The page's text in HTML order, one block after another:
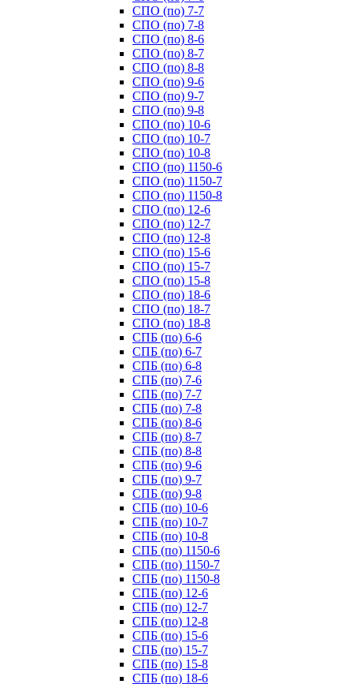
СПО (по) 7-7
СПО (по) 7-8
СПО (по) 8-6
СПО (по) 8-7
СПО (по) 8-8
СПО (по) 9-6
СПО (по) 9-7
СПО (по) 9-8
СПО (по) 10-6
СПО (по) 10-7
СПО (по) 10-8
СПО (по) 1150-6
СПО (по) 1150-7
СПО (по) 1150-8
СПО (по) 12-6
СПО (по) 12-7
СПО (по) 12-8
СПО (по) 15-6
СПО (по) 15-7
СПО (по) 15-8
СПО (по) 18-6
СПО (по) 18-7
СПО (по) 18-8
СПБ (по) 6-6
СПБ (по) 6-7
СПБ (по) 6-8
СПБ (по) 7-6
СПБ (по) 7-7
СПБ (по) 7-8
СПБ (по) 8-6
СПБ (по) 8-7
СПБ (по) 8-8
СПБ (по) 9-6
СПБ (по) 9-7
СПБ (по) 9-8
СПБ (по) 10-6
СПБ (по) 10-7
СПБ (по) 10-8
СПБ (по) 1150-6
СПБ (по) 1150-7
СПБ (по) 1150-8
СПБ (по) 12-6
СПБ (по) 12-7
СПБ (по) 12-8
СПБ (по) 15-6
СПБ (по) 15-7
СПБ (по) 15-8
СПБ (по) 18-6